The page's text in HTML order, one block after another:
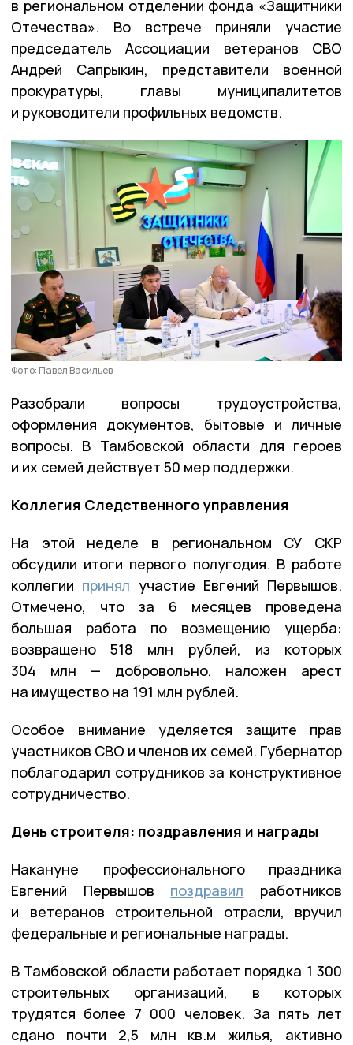
в региональном отделении фонда «Защитники
Отечества». Во встрече приняли участие
председатель Ассоциации ветеранов СВО
Андрей Сапрыкин, представители военной
прокуратуры, главы муниципалитетов
и руководители профильных ведомств.
Фото: Павел Васильев
Разобрали вопросы трудоустройства,
оформления документов, бытовые и личные
вопросы. В Тамбовской области для героев
и их семей действует 50 мер поддержки.
Коллегия Следственного управления
На этой неделе в региональном СУ СКР
обсудили итоги первого полугодия. В работе
коллегии принял участие Евгений Первышов.
Отмечено, что за 6 месяцев проведена
большая работа по возмещению ущерба:
возвращено 518 млн рублей, из которых
304 млн — добровольно, наложен арест
на имущество на 191 млн рублей.
Особое внимание уделяется защите прав
участников СВО и членов их семей. Губернатор
поблагодарил сотрудников за конструктивное
сотрудничество.
День строителя: поздравления и награды
Накануне профессионального праздника
Евгений Первышов поздравил работников
и ветеранов строительной отрасли, вручил
федеральные и региональные награды.
В Тамбовской области работает порядка 1 300
строительных организаций, в которых
трудятся более 7 000 человек. За пять лет
сдано почти 2,5 млн кв.м жилья, активно